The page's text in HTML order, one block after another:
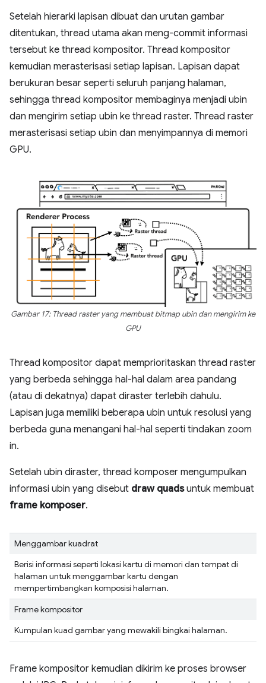
Setelah hierarki lapisan dibuat dan urutan gambar
ditentukan, thread utama akan meng-commit informasi
tersebut ke thread kompositor. Thread kompositor
kemudian merasterisasi setiap lapisan. Lapisan dapat
berukuran besar seperti seluruh panjang halaman,
sehingga thread kompositor membaginya menjadi ubin
dan mengirim setiap ubin ke thread raster. Thread raster
merasterisasi setiap ubin dan menyimpannya di memori
GPU.
Gambar 17: Thread raster yang membuat bitmap ubin dan mengirim ke
GPU
Thread kompositor dapat memprioritaskan thread raster
yang berbeda sehingga hal-hal dalam area pandang
(atau di dekatnya) dapat diraster terlebih dahulu.
Lapisan juga memiliki beberapa ubin untuk resolusi yang
berbeda guna menangani hal-hal seperti tindakan zoom
in.
Setelah ubin diraster, thread komposer mengumpulkan
informasi ubin yang disebut draw quadsuntuk membuat
frame komposer.
Menggambar kuadrat
Berisi informasi seperti lokasi kartu di memori dan tempat di
halaman untuk menggambar kartu dengan
mempertimbangkan komposisi halaman.
Frame kompositor
Kumpulan kuad gambar yang mewakili bingkai halaman.
Frame kompositor kemudian dikirim ke proses browser